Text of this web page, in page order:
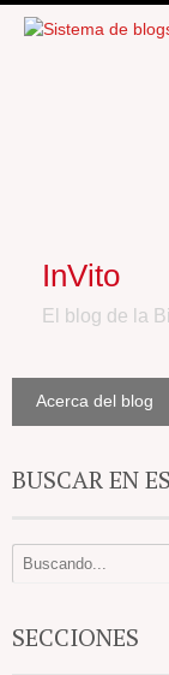
InVito
El blog de la
Acerca del blog
BUSCAR EN
SECCIONES